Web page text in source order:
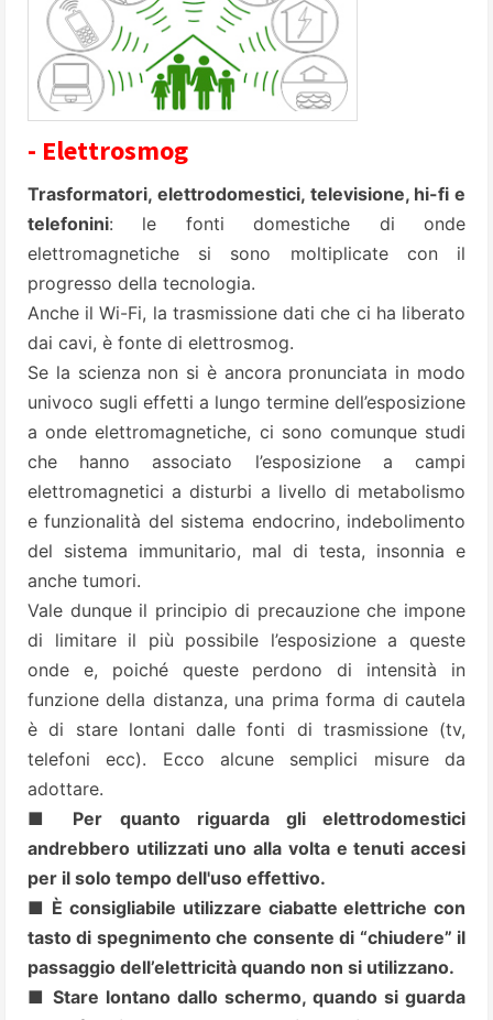
- Elettrosmog
Trasformatori, elettrodomestici, televisione, hi-fi e
telefonini: le fonti domestiche di onde
elettromagnetiche si sono moltiplicate con il
progresso della tecnologia.
Anche il Wi-Fi, la trasmissione dati che ci ha liberato
dai cavi, è fonte di elettrosmog.
Se la scienza non si è ancora pronunciata in modo
univoco sugli effetti a lungo termine dell’esposizione
a onde elettromagnetiche, ci sono comunque studi
che hanno associato l’esposizione a campi
elettromagnetici a disturbi a livello di metabolismo
e funzionalità del sistema endocrino, indebolimento
del sistema immunitario, mal di testa, insonnia e
anche tumori.
Vale dunque il principio di precauzione che impone
di limitare il più possibile l’esposizione a queste
onde e, poiché queste perdono di intensità in
funzione della distanza, una prima forma di cautela
è di stare lontani dalle fonti di trasmissione (tv,
telefoni ecc). Ecco alcune semplici misure da
adottare.
■ Per quanto riguarda gli elettrodomestici
andrebbero utilizzati uno alla volta e tenuti accesi
per il solo tempo dell'uso effettivo.
■ È consigliabile utilizzare ciabatte elettriche con
tasto di spegnimento che consente di “chiudere” il
passaggio dell’elettricità quando non si utilizzano.
■ Stare lontano dallo schermo, quando si guarda